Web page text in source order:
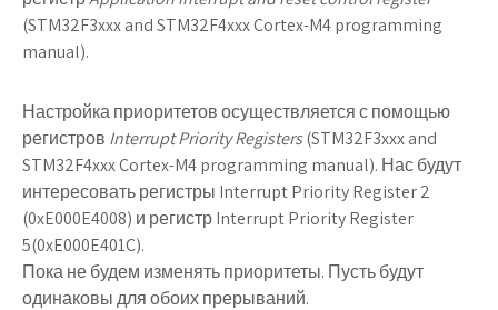
(STM32F3xxx and STM32F4xxx Cortex-M4 programming
manual).
Настройка приоритетов осуществляется с помощью
регистров Interrupt Priority Registers(STM32F3xxx and
STM32F4xxx Cortex-M4 programming manual). Нас будут
интересовать регистры Interrupt Priority Register 2
(0xE000E4008) и регистр Interrupt Priority Register
5(0xE000E401C).
Пока не будем изменять приоритеты. Пусть будут
одинаковы для обоих прерываний.